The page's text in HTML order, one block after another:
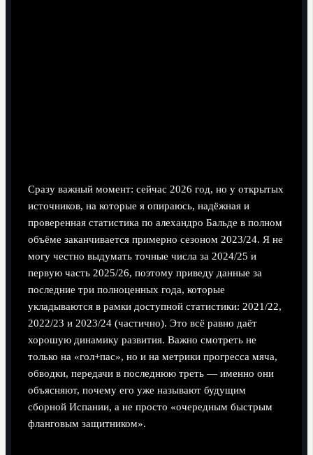
Сразу важный момент: сейчас 2026 год, но у открытых
источников, на которые я опираюсь, надёжная и
проверенная статистика по алехандро Бальде в полном
объёме заканчивается примерно сезоном 2023/24. Я не
могу честно выдумать точные числа за 2024/25 и
первую часть 2025/26, поэтому приведу данные за
последние три полноценных года, которые
укладываются в рамки доступной статистики: 2021/22,
2022/23 и 2023/24 (частично). Это всё равно даёт
хорошую динамику развития. Важно смотреть не
только на «гол+пас», но и на метрики прогресса мяча,
обводки, передачи в последнюю треть — именно они
объясняют, почему его уже называют будущим
сборной Испании, а не просто «очередным быстрым
фланговым защитником».